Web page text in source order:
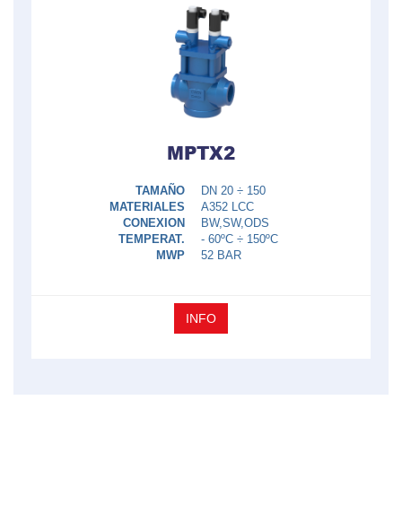
MPTX2
TAMAÑO
DN 20 ÷ 150
MATERIALES
A352 LCC
CONEXION
BW,SW,ODS
TEMPERAT.
- 60ºC ÷ 150ºC
MWP
52 BAR
INFO